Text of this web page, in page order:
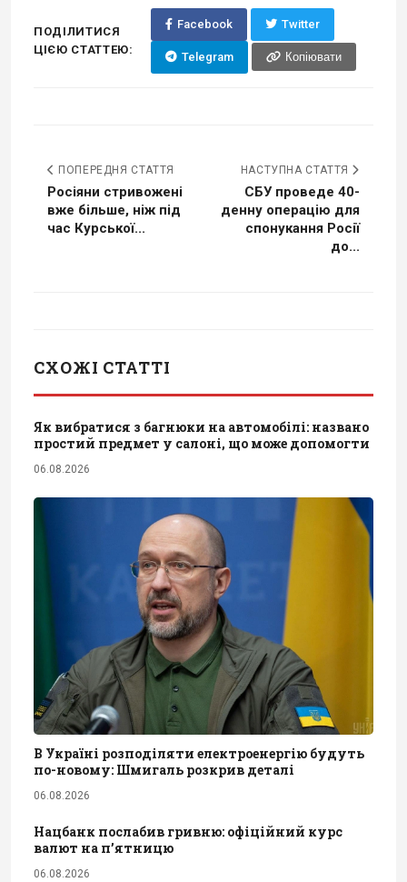
ПОДІЛИТИСЯ
ЦІЄЮ СТАТТЕЮ:
Facebook Twitter
Telegram Копіювати
ПОПЕРЕДНЯ СТАТТЯ
Росіяни стривожені
вже більше, ніж під
час Курської...
НАСТУПНА СТАТТЯ
СБУ проведе 40-
денну операцію для
спонукання Росії
до...
СХОЖІ СТАТТІ
Як вибратися з багнюки на автомобілі: названо
простий предмет у салоні, що може допомогти
06.08.2026
В Україні розподіляти електроенергію будуть
по-новому: Шмигаль розкрив деталі
06.08.2026
Нацбанк послабив гривню: офіційний курс
валют на п’ятницю
06.08.2026